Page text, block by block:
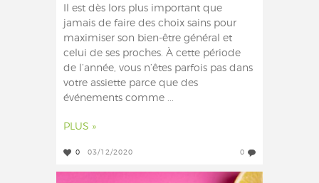
Il est dès lors plus important que
jamais de faire des choix sains pour
maximiser son bien-être général et
celui de ses proches. À cette période
de l’année, vous n’êtes parfois pas dans
votre assiette parce que des
événements comme ...
PLUS »
0 03/12/2020 0